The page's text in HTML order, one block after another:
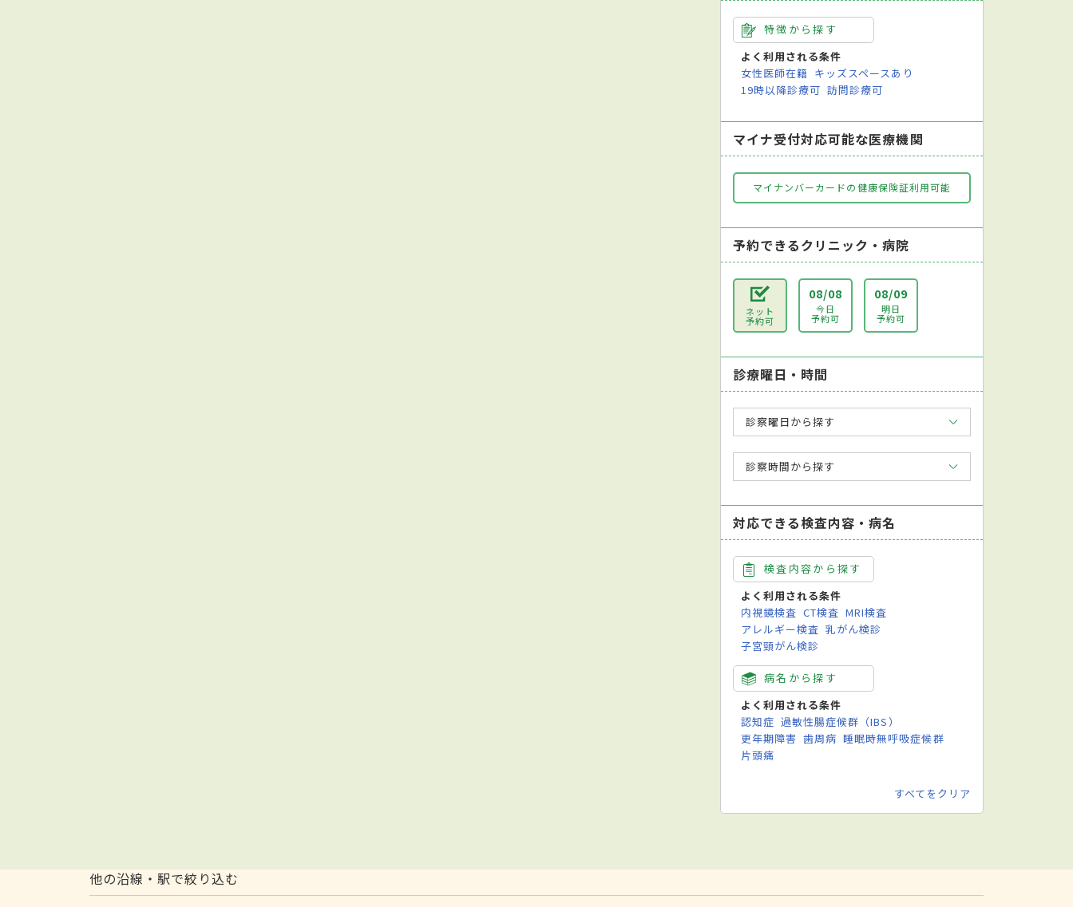
特徴から探す
よく利用される条件
女性医師在籍 キッズスペースあり
19時以降診療可 訪問診療可
マイナ受付対応可能な医療機関
マイナンバーカードの健康保険証利用可能
予約できるクリニック・病院
ネット
予約可
08/08
今日
予約可
08/09
明日
予約可
診療曜日・時間
診察曜日から探す
診察時間から探す
対応できる検査内容・病名
検査内容から探す
よく利用される条件
内視鏡検査 CT検査 MRI検査
アレルギー検査 乳がん検診
子宮頸がん検診
病名から探す
よく利用される条件
認知症 過敏性腸症候群（IBS）
更年期障害 歯周病 睡眠時無呼吸症候群
片頭痛
すべてをクリア
他の沿線・駅で絞り込む